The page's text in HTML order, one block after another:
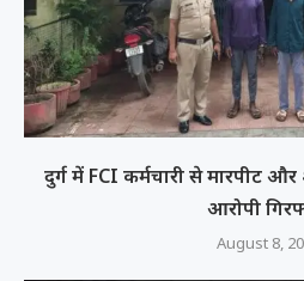
दुर्ग में FCI कर्मचारी से मारपीट
आरोपी
August 8,